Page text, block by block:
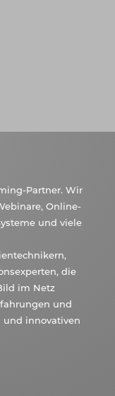
Partner. Wir
Online-
und viele
die
im Netz
und
und innovativen